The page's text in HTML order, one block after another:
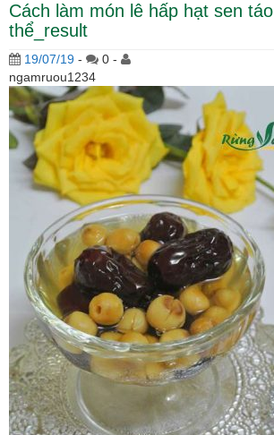
Cách làm món lê hấp hạt sen
thể_result
19/07/19 -
0 -
ngamruou1234